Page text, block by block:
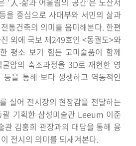
을 중심으로 사대부와 서민의 삶과
통건축의 의미를 음미해본다. 한편
외에 국보 제249호인 <동궐도>와
평소 보기 힘든 고미술품이 함께
암의 축조과정을 3D로 재현한 영
등을 통해 보다 생생하고 역동적인
실어 전시장의 현장감을 전달하는
괄 기획한 삼성미술관 Leeum 이준
관 김홍희 관장과의 대담을 통해 융
전시의 의미를 되새겨본다.